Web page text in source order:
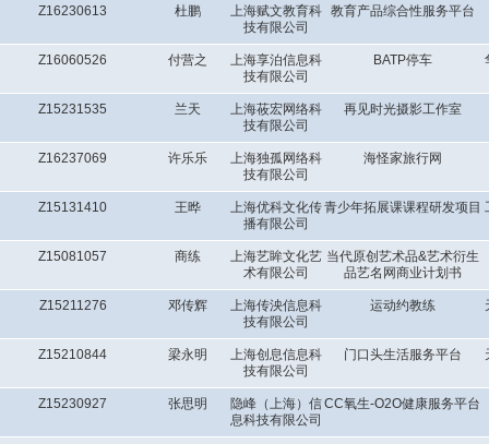
Z16230613 杜鹏
上海赋文教育科
技有限公司
教育产品综合性服务平台
Z16060526 付营之
上海享泊信息科
技有限公司
BATP停车
Z15231535 兰天
上海莜宏网络科
技有限公司
再见时光摄影工作室
Z16237069 许乐乐
上海独孤网络科
技有限公司
海怪家旅行网
Z15131410 王晔
上海优科文化传
播有限公司
青少年拓展课课程研发项目
Z15081057 商练
上海艺眸文化艺
术有限公司
当代原创艺术品&艺术衍生
品艺名网商业计划书
Z15211276 邓传辉
上海传泱信息科
技有限公司
运动约教练
Z15210844 梁永明
上海创息信息科
技有限公司
门口头生活服务平台
Z15230927 张思明
隐峰（上海）信
息科技有限公司
CC氧生- O2O健康服务平台